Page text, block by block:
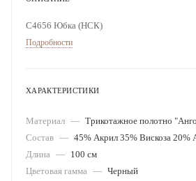
С4656 Юбка (НСК)
Подробности
ХАРАКТЕРИСТИКИ
Материал — Трикотажное полотно
Состав — 45% Акрил 35% Вискоза 20%
Длина — 100 см
Цветовая гамма — Черный